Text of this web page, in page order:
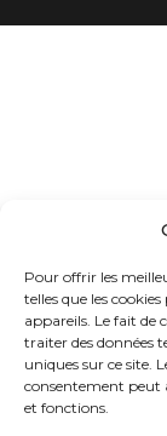
Pour offrir les
telles que les
appareils. Le fait de
traiter des données
uniques sur ce site.
consentement peut
et fonctions.